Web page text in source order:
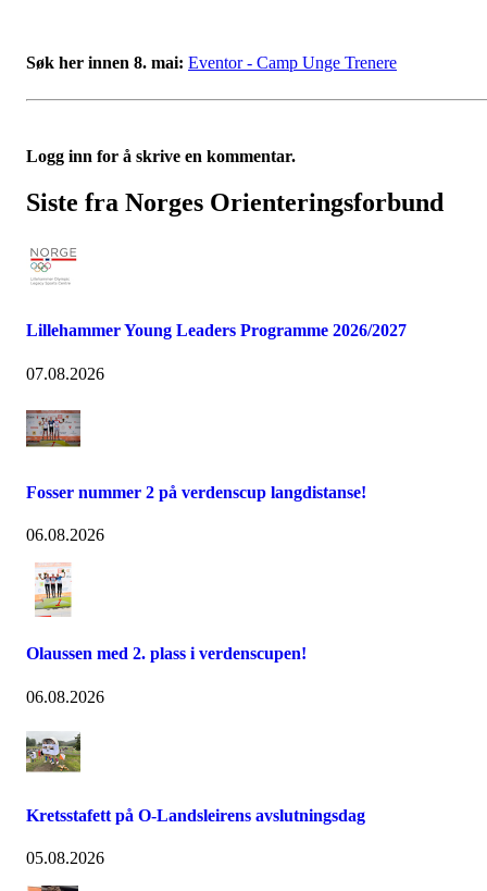
Søk her innen 8. mai: Eventor - Camp Unge Trenere
Logg inn for å skrive en kommentar.
Siste fra Norges Orienteringsforbund
Lillehammer Young Leaders Programme 2026/2027
07.08.2026
Fosser nummer 2 på verdenscup langdistanse!
06.08.2026
Olaussen med 2. plass i verdenscupen!
06.08.2026
Kretsstafett på O-Landsleirens avslutningsdag
05.08.2026